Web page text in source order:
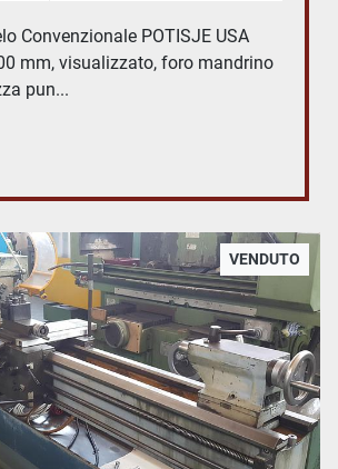
Convenzionale POTISJE USA
mm, visualizzato, foro mandrino
pun...
VENDUTO